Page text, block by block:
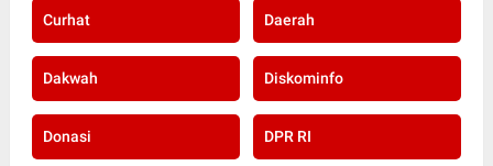
Curhat Daerah
Dakwah Diskominfo
Donasi DPR RI